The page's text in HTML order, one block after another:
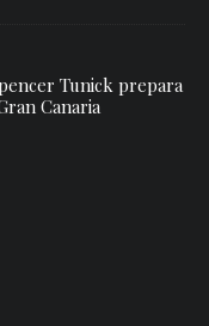
Tunick prepara
Canaria